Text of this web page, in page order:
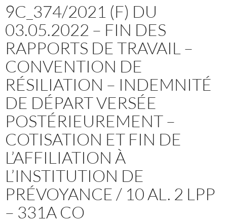
9C_374/2021 (F) DU
03.05.2022 – FIN DES
RAPPORTS DE TRAVAIL –
CONVENTION DE
RÉSILIATION – INDEMNITÉ
DE DÉPART VERSÉE
POSTÉRIEUREMENT –
COTISATION ET FIN DE
L’AFFILIATION À
L’INSTITUTION DE
PRÉVOYANCE / 10 AL. 2 LPP
– 331A CO